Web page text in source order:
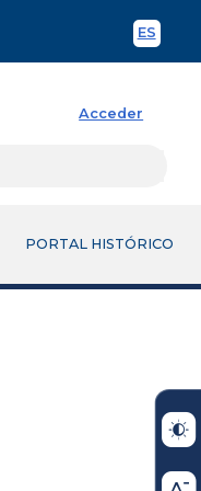
ES
Acceder
PORTAL HISTÓRICO